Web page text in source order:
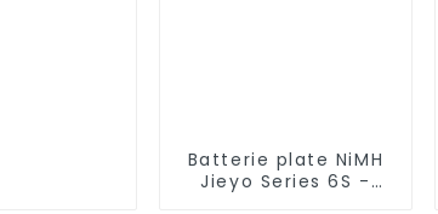
Batterie plate NiMH
Jieyo Series 6S -